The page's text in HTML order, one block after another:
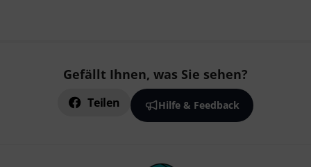
Gefällt Ihnen, was Sie sehen?
Teilen Hilfe & Feedback